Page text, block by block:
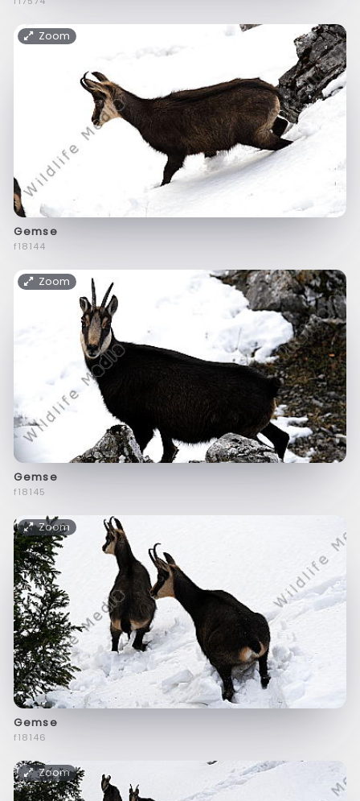
Zoom
Gemse
f18144
Zoom
Gemse
f18145
Zoom
Gemse
f18146
Zoom